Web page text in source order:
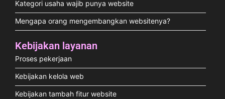
Kategori usaha wajib punya website
Mengapa orang mengembangkan websitenya?
Kebijakan layanan
Proses pekerjaan
Kebijakan kelola web
Kebijakan tambah fitur website